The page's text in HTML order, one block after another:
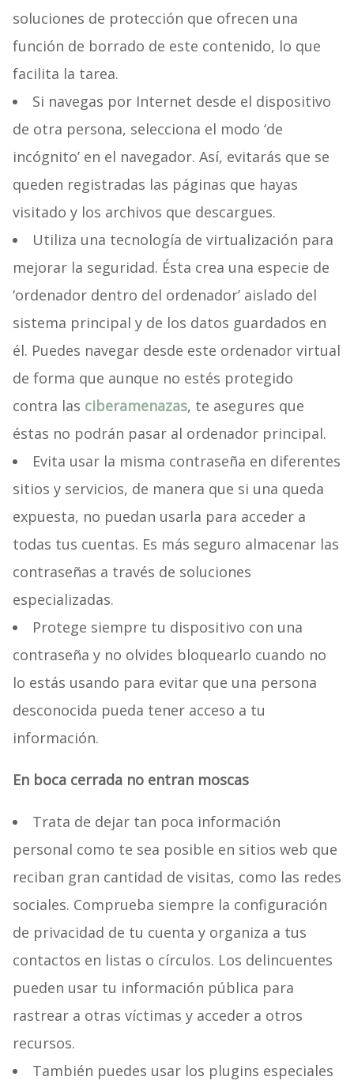
soluciones de protección que ofrecen una
función de borrado de este contenido, lo que
facilita la tarea.
Si navegas por Internet desde el dispositivo
de otra persona, selecciona el modo ‘de
incógnito’ en el navegador. Así, evitarás que se
queden registradas las páginas que hayas
visitado y los archivos que descargues.
Utiliza una tecnología de virtualización para
mejorar la seguridad. Ésta crea una especie de
‘ordenador dentro del ordenador’ aislado del
sistema principal y de los datos guardados en
él. Puedes navegar desde este ordenador virtual
de forma que aunque no estés protegido
contra las ciberamenazas, te asegures que
éstas no podrán pasar al ordenador principal.
Evita usar la misma contraseña en diferentes
sitios y servicios, de manera que si una queda
expuesta, no puedan usarla para acceder a
todas tus cuentas. Es más seguro almacenar las
contraseñas a través de soluciones
especializadas.
Protege siempre tu dispositivo con una
contraseña y no olvides bloquearlo cuando no
lo estás usando para evitar que una persona
desconocida pueda tener acceso a tu
información.
En boca cerrada no entran moscas
Trata de dejar tan poca información
personal como te sea posible en sitios web que
reciban gran cantidad de visitas, como las redes
sociales. Comprueba siempre la configuración
de privacidad de tu cuenta y organiza a tus
contactos en listas o círculos. Los delincuentes
pueden usar tu información pública para
rastrear a otras víctimas y acceder a otros
recursos.
También puedes usar los plugins especiales